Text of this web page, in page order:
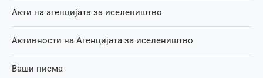
Акти на агенцијата за иселеништво
Активности на Агенцијата за иселеништво
Ваши писма